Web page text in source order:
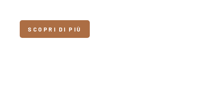
SCOPRI DI PIÙ